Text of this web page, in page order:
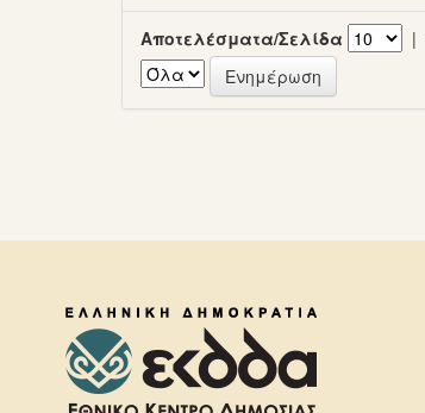
Αποτελέσματα/Σελίδα |